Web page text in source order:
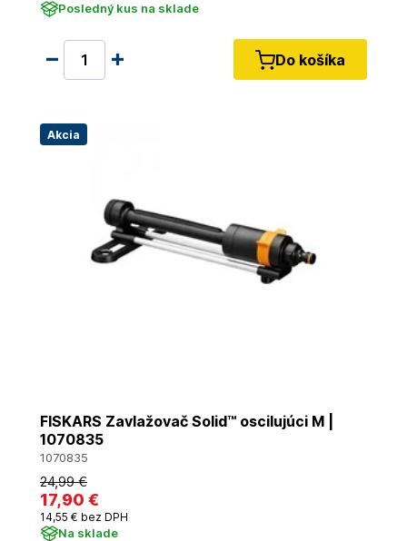
Posledný kus na sklade
Do košíka
Akcia
FISKARS Zavlažovač Solid™ oscilujúci M |
1070835
1070835
24,99 €
17,90 €
14,55 € bez DPH
Na sklade